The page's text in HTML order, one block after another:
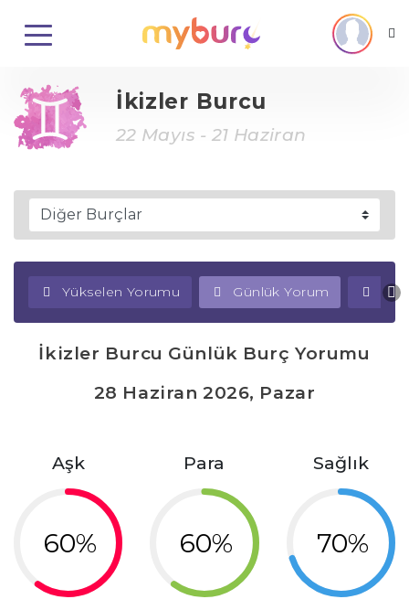
İkizler Burcu
22 Mayıs - 21 Haziran
Yükselen Yorumu Günlük Yorum
İkizler Burcu Günlük Burç Yorumu
28 Haziran 2026, Pazar
Aşk
60%
Para
60%
Sağlık
70%